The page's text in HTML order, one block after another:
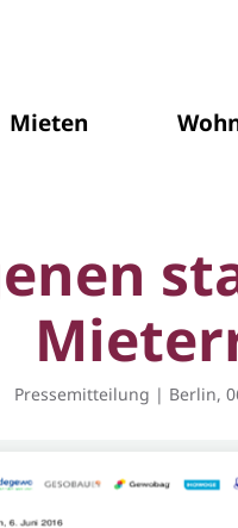
Mieten
Pressemitteilung | Berlin,